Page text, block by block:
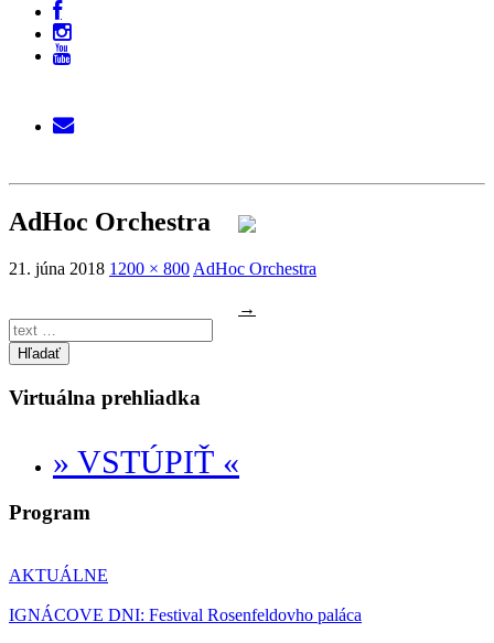
AdHoc Orchestra
21. júna 2018 1200 × 800 AdHoc Orchestra
→
Hľadať
Virtuálna prehliadka
» VSTÚPIŤ «
Program
AKTUÁLNE
IGNÁCOVE DNI: Festival Rosenfeldovho paláca